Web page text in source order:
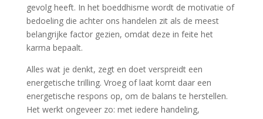
gevolg heeft. In het boeddhisme wordt de motivatie of
bedoeling die achter ons handelen zit als de meest
belangrijke factor gezien, omdat deze in feite het
karma bepaalt.
Alles wat je denkt, zegt en doet verspreidt een
energetische trilling. Vroeg of laat komt daar een
energetische respons op, om de balans te herstellen.
Het werkt ongeveer zo: met iedere handeling,